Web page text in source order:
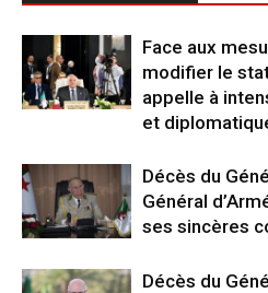
Face aux
modifier le
appelle à
et
Décès du
Général
ses sincères
Décès du